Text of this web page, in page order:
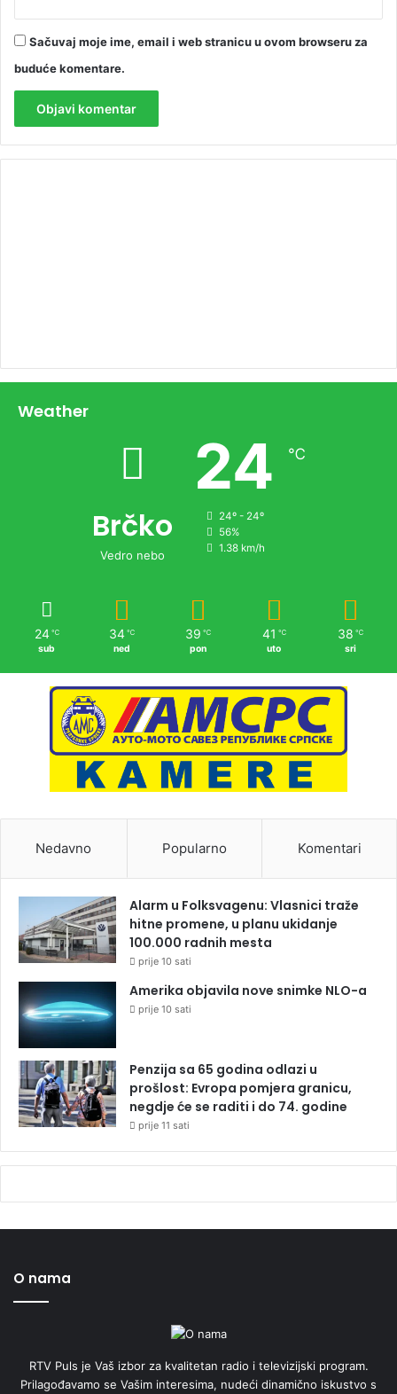
Sačuvaj moje ime, email i web stranicu u ovom browseru za
buduće komentare.
Weather
Brčko
Vedro nebo
24 ℃
24º - 24º
56%
1.38 km/h
24 ℃
sub
34 ℃
ned
39 ℃
pon
41 ℃
uto
38 ℃
sri
Nedavno Popularno Komentari
Alarm u Folksvagenu: Vlasnici traže
hitne promene, u planu ukidanje
100.000 radnih mesta
prije 10 sati
Amerika objavila nove snimke NLO-a
prije 10 sati
Penzija sa 65 godina odlazi u
prošlost: Evropa pomjera granicu,
negdje će se raditi i do 74. godine
prije 11 sati
O nama
RTV Puls je Vaš izbor za kvalitetan radio i televizijski program.
Prilagođavamo se Vašim interesima, nudeći dinamično iskustvo s